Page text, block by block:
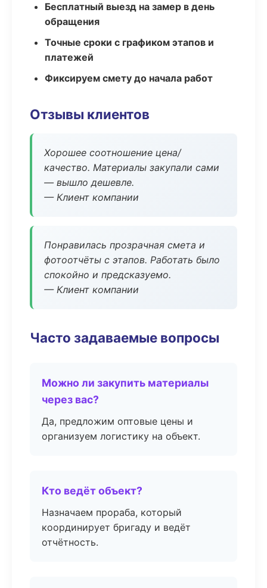
Бесплатный выезд на замер в день
обращения
Точные сроки с графиком этапов и
платежей
Фиксируем смету до начала работ
Отзывы клиентов
Хорошее соотношение цена/
качество. Материалы закупали сами
— вышло дешевле.
— Клиент компании
Понравилась прозрачная смета и
фотоотчёты с этапов. Работать было
спокойно и предсказуемо.
— Клиент компании
Часто задаваемые вопросы
Можно ли закупить материалы
через вас?
Да, предложим оптовые цены и
организуем логистику на объект.
Кто ведёт объект?
Назначаем прораба, который
координирует бригаду и ведёт
отчётность.